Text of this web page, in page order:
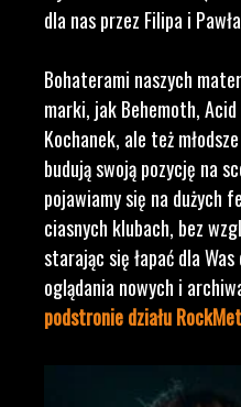
dla nas przez Filipa i
Bohaterami naszych
marki, jak Behemoth,
Kochanek, ale też
budują swoją pozycję na
pojawiamy się na dużych
ciasnych klubach, bez
starając się łapać dla
oglądania nowych i
podstronie działu